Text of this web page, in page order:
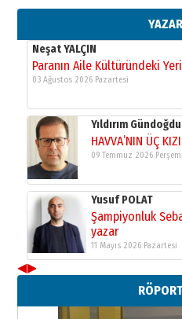
11 Mayıs 2026 Pazartesi
Neşat YALÇIN
Paranın Aile Kültüründeki Yeri
03 Ağustos 2026 Pazartesi
Yıldırım Gündoğdu
HAVVA’NIN ÜÇ KIZI
09 Temmuz 2026
Yusuf POLAT
Şampiyonluk
yazar
11 Mayıs 2026 Pazartesi
Neşat YALÇIN
Paranın Aile Kültüründeki Yeri
03 Ağustos 2026 Pazartesi
◀▶